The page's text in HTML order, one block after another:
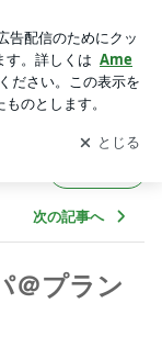
け取りまし
開く
次の記事へ
＠プラン